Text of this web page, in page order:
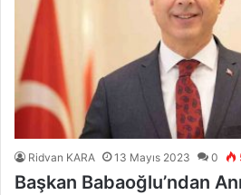
Ridvan KARA 13 Mayıs 2023 0
Başkan Babaoğlu’ndan